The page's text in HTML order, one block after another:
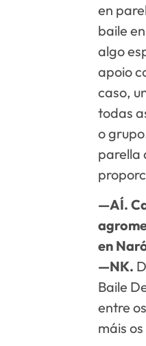
en
baile
algo
apoio
caso,
todas
o
parella
—AÍ.
en
—NK.
Baile
entre
máis